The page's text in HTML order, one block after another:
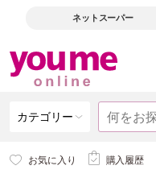
ネットスーパー
カテゴリー
お気に入り 購入履歴